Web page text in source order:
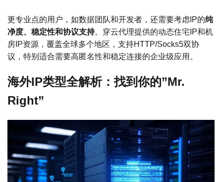
更专业点的用户，如数据团队和开发者，还需要考虑IP的纯
净度、稳定性和协议支持。穿云代理提供的动态住宅IP和机
房IP资源，覆盖全球多个地区，支持HTTP/Socks5双协
议，特别适合需要高匿名性和稳定连接的企业级应用。
海外IP类型全解析：找到你的”Mr.
Right”